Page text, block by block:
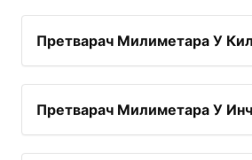
Претварач Милиметара У
Претварач Милиметара У